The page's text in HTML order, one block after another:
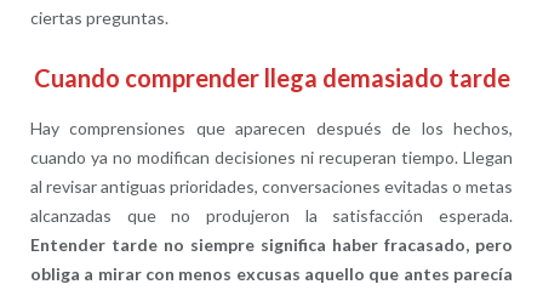
ciertas preguntas.
Cuando comprender llega demasiado tarde
Hay comprensiones que aparecen después de los hechos,
cuando ya no modifican decisiones ni recuperan tiempo. Llegan
al revisar antiguas prioridades, conversaciones evitadas o metas
alcanzadas que no produjeron la satisfacción esperada.
Entender tarde no siempre significa haber fracasado, pero
obliga a mirar con menos excusas aquello que antes parecía